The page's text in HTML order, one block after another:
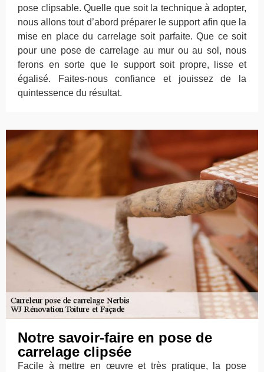
pose clipsable. Quelle que soit la technique à adopter,
nous allons tout d’abord préparer le support afin que la
mise en place du carrelage soit parfaite. Que ce soit
pour une pose de carrelage au mur ou au sol, nous
ferons en sorte que le support soit propre, lisse et
égalisé. Faites-nous confiance et jouissez de la
quintessence du résultat.
Notre savoir-faire en pose de
carrelage clipsée
Facile à mettre en œuvre et très pratique, la pose